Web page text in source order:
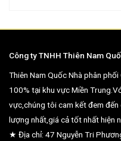
Công ty TNHH Thiên Nam
Thiên Nam Quốc Nhà phân
100% tại khu vực Miền
vực,chúng tôi cam kết đem
lượng nhất,giá cả tốt nhất hiện
★ Địa chỉ: 47 Nguyễn Tri